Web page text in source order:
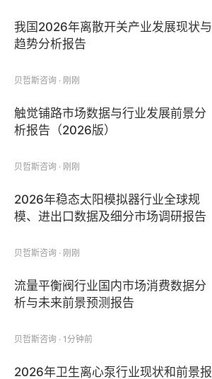
我国2026年离散开关产业发展现状与
趋势分析报告
贝哲斯咨询 · 刚刚
触觉铺路市场数据与行业发展前景分
析报告（2026版）
贝哲斯咨询 · 刚刚
2026年稳态太阳模拟器行业全球规
模、进出口数据及细分市场调研报告
贝哲斯咨询 · 刚刚
流量平衡阀行业国内市场消费数据分
析与未来前景预测报告
贝哲斯咨询 · 1分钟前
2026年卫生离心泵行业现状和前景报